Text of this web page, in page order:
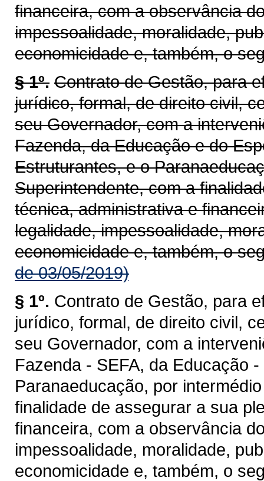
financeira, com a observância
impessoalidade, moralidade,
economicidade e, também, o
§ 1º. Contrato de Gestão, para
jurídico, formal, de direito civil,
seu Governador, com a
Fazenda, da Educação e do
Estruturantes, e o
Superintendente, com a
técnica, administrativa e
legalidade, impessoalidade,
economicidade e, também, o
de 03/05/2019)
§ 1º. Contrato de Gestão, para
jurídico, formal, de direito civil,
seu Governador, com a
Fazenda - SEFA, da Educação
Paranaeducação, por
finalidade de assegurar a sua
financeira, com a observância
impessoalidade, moralidade,
economicidade e, também, o